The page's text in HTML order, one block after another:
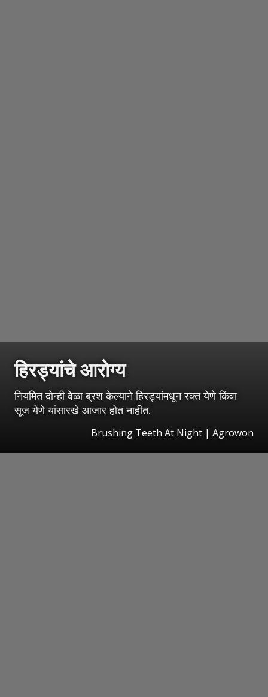
हिरड्यांचे आरोग्य
नियमित दोन्ही वेळा ब्रश केल्याने हिरड्यांमधून रक्त येणे किंवा
सूज येणे यांसारखे आजार होत नाहीत.
Brushing Teeth At Night | Agrowon